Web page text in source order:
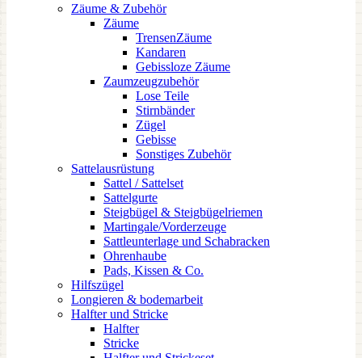
Zäume & Zubehör
Zäume
TrensenZäume
Kandaren
Gebissloze Zäume
Zaumzeugzubehör
Lose Teile
Stirnbänder
Zügel
Gebisse
Sonstiges Zubehör
Sattelausrüstung
Sattel / Sattelset
Sattelgurte
Steigbügel & Steigbügelriemen
Martingale/Vorderzeuge
Sattleunterlage und Schabracken
Ohrenhaube
Pads, Kissen & Co.
Hilfszügel
Longieren & bodemarbeit
Halfter und Stricke
Halfter
Stricke